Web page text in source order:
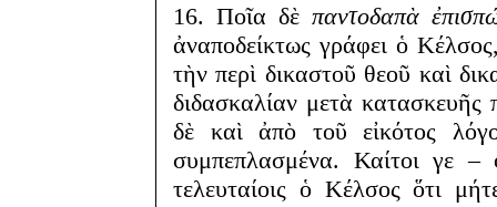
16. Ποῖα δὲπαντοδαπὰ
ἀναποδείκτως γράφει ὁ
τὴν περὶ δικαστοῦ θεοῦ καὶ
διδασκαλίαν μετὰ
δὲ καὶ ἀπὸ τοῦ εἰκότος
συμπεπλασμένα. Καίτοι γε
τελευταίοις ὁ Κέλσος ὅτι